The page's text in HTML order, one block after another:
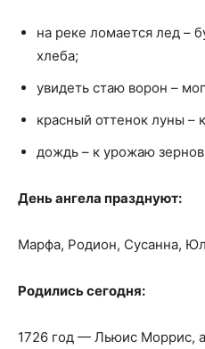
на реке ломается лед –
хлеба;
увидеть стаю ворон –
красный оттенок луны –
дождь – к урожаю
День ангела празднуют:
Марфа, Родион, Сусанна,
Родились сегодня:
1726 год — Льюис Моррис,